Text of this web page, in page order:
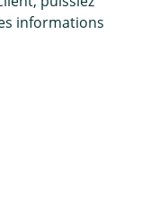
informations